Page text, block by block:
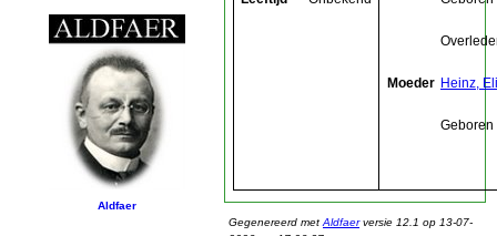
Aldfaer
Moeder Heinz,
Geboren
Gegenereerd met Aldfaerversie 12.1 op 13-07-